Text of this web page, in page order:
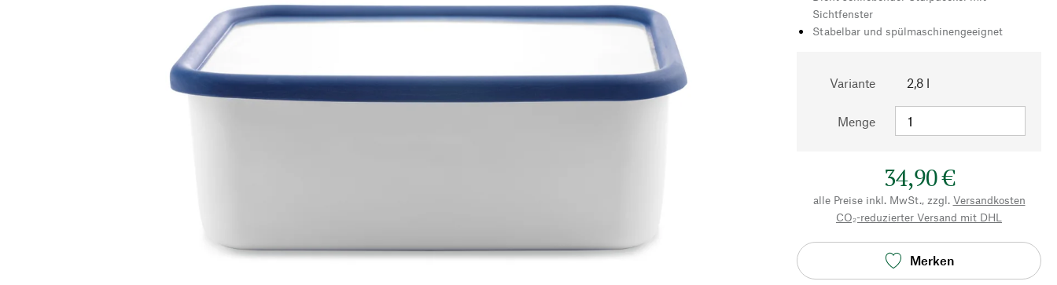
Sichtfenster
Stabelbar und spülmaschinengeeignet
Variante 2,8 l
Menge
34,90 €
alle Preise inkl. MwSt., zzgl. Versandkosten
CO₂-reduzierter Versand mit DHL
Merken